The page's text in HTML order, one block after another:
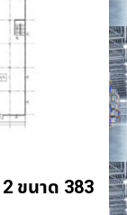
2 ขนาด 383